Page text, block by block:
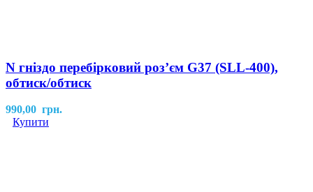
N гніздо перебірковий роз’єм G37 (SLL-400),
обтиск/обтиск
990,00 грн.
Купити